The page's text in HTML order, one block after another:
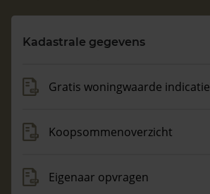
Maandag t/m vrijdag - 08:00 -18:00
Kadastrale gegevens
Gratis woningwaarde indicatie
Koopsommenoverzicht
Eigenaar opvragen